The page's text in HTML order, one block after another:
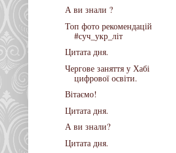
А ви знали ?
Топ фото рекомендацій
#суч_укр_літ
Цитата дня.
Чергове заняття у Хабі
цифрової освіти.
Вітаємо!
Цитата дня.
А ви знали?
Цитата дня.